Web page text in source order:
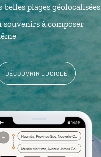
belles plages géolocalisées
souvenirs à composer
DÉCOUVRIR LUCIOLE